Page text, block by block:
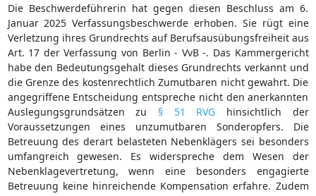
Die Beschwerdeführerin hat gegen diesen Beschluss am 6.
Januar 2025 Verfassungsbeschwerde erhoben. Sie rügt eine
Verletzung ihres Grundrechts auf Berufsausübungsfreiheit aus
Art. 17 der Verfassung von Berlin - VvB -. Das Kammergericht
habe den Bedeutungsgehalt dieses Grundrechts verkannt und
die Grenze des kostenrechtlich Zumutbaren nicht gewahrt. Die
angegriffene Entscheidung entspreche nicht den anerkannten
Auslegungsgrundsätzen zu § 51 RVG hinsichtlich der
Voraussetzungen eines unzumutbaren Sonderopfers. Die
Betreuung des derart belasteten Nebenklägers sei besonders
umfangreich gewesen. Es widerspreche dem Wesen der
Nebenklagevertretung, wenn eine besonders engagierte
Betreuung keine hinreichende Kompensation erfahre. Zudem